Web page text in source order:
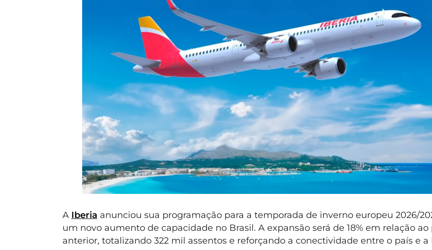
A Iberia anunciou sua programação para a temporada de inverno europeu 2026/
um novo aumento de capacidade no Brasil. A expansão será de 18% em relação ao
anterior, totalizando 322 mil assentos e reforçando a conectividade entre o país e a